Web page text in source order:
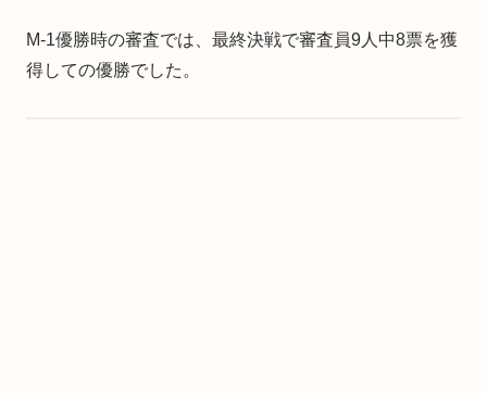
M-1優勝時の審査では、最終決戦で審査員9人中8票を獲
得しての優勝でした。